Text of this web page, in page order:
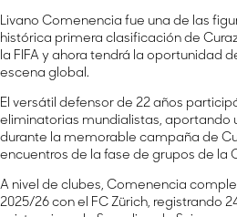
Livano Comenencia fue una de las
histórica primera clasificación de
la FIFA y ahora tendrá la oportunidad
escena global.
El versátil defensor de 22 años
eliminatorias mundialistas, aportando
durante la memorable campaña de
encuentros de la fase de grupos de la
A nivel de clubes, Comenencia
2025/26 con el FC Zürich, registrando